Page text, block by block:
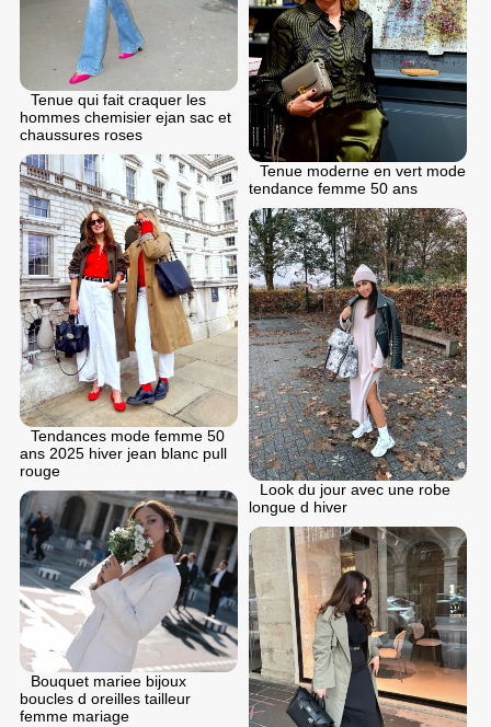
Tenue qui fait craquer les
hommes chemisier ejan sac et
chaussures roses
Tenue moderne en vert mode
tendance femme 50 ans
Tendances mode femme 50
ans 2025 hiver jean blanc pull
rouge
Look du jour avec une robe
longue d hiver
Bouquet mariee bijoux
boucles d oreilles tailleur
femme mariage